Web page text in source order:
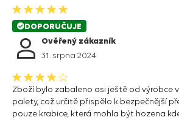
DOPORUČUJE
Ověřený zákazník
31. srpna 2024
Zboží bylo zabaleno asi ještě od výrobce
palety, což určitě přispělo k bezpečnější
pouze krabice, která mohla být hozena